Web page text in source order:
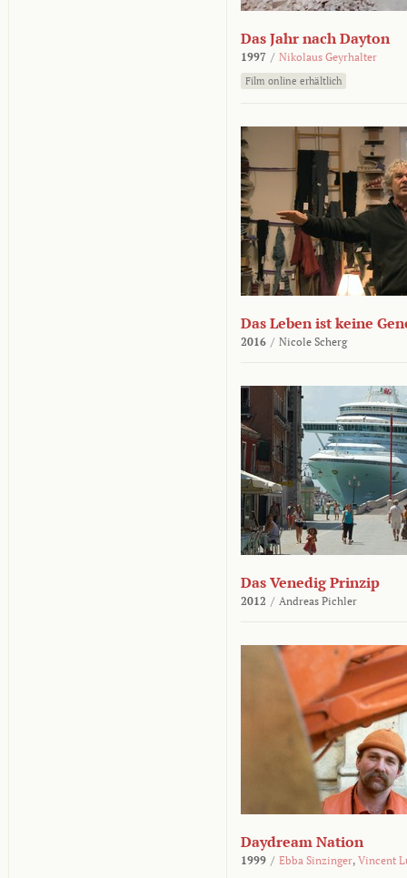
Das Jahr nach Dayton
1997 / Nikolaus Geyrhalter
Film online erhältlich
Das Leben ist keine
2016 / Nicole Scherg
Das Venedig Prinzip
2012 / Andreas Pichler
Daydream Nation
1999 / Ebba Sinzinger, Vincent